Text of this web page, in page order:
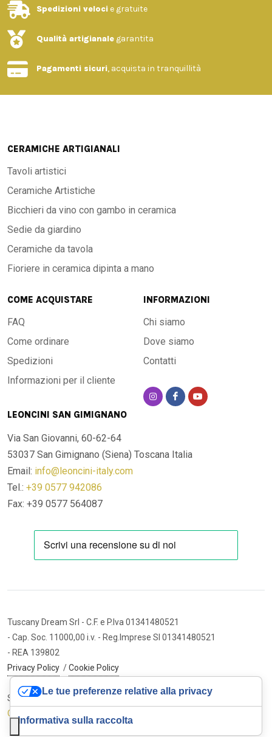
Spedizioni veloci e gratuite
Qualità artigianale garantita
Pagamenti sicuri, acquista in tranquillità
CERAMICHE ARTIGIANALI
Tavoli artistici
Ceramiche Artistiche
Bicchieri da vino con gambo in ceramica
Sedie da giardino
Ceramiche da tavola
Fioriere in ceramica dipinta a mano
COME ACQUISTARE
FAQ
Come ordinare
Spedizioni
Informazioni per il cliente
INFORMAZIONI
Chi siamo
Dove siamo
Contatti
LEONCINI SAN GIMIGNANO
Via San Giovanni, 60-62-64
53037 San Gimignano (Siena) Toscana Italia
Email: info@leoncini-italy.com
Tel.: +39 0577 942086
Fax: +39 0577 564087
Tuscany Dream Srl - C.F. e P.Iva 01341480521
- Cap. Soc. 11000,00 i.v. - Reg.Imprese SI 01341480521
- REA 139802
Privacy Policy /Cookie Policy
Sito internet ed e-commerce
Cybermarket Web Agency
Le tue preferenze relative alla privacy
Informativa sulla raccolta